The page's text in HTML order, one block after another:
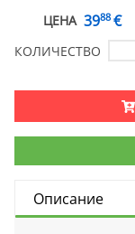
ЦЕНА 3988 €
КОЛИЧЕСТВО
Описание